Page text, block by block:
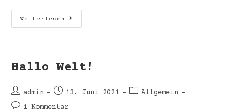
Weiterlesen
Hallo Welt!
admin 13. Juni 2021
Allgemein
1 Kommentar